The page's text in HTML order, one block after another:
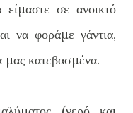
σε ανοικτό
να φοράμε γάντια,
μας κατεβασμένα.